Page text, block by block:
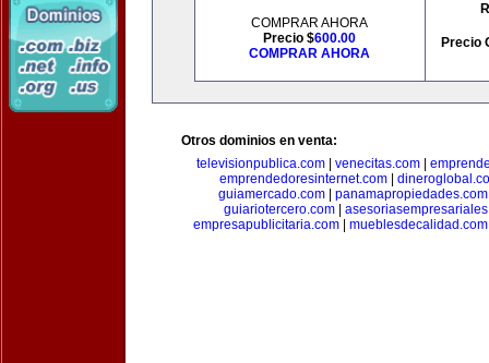
COMPRAR AHORA
Precio $600.00
COMPRAR AHORA
Precio
Otros dominios en venta:
televisionpublica.com
venecitas.com
emprendedoresinternet.com
guiamercado.com| panamapropiedades.com
guiariotercero.com|
empresapublicitaria.com| mueblesdecalidad.com